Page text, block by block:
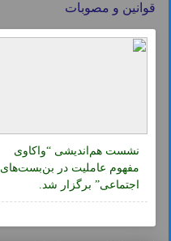
قوانین و مصوبات
نشست هم‌اندیشی “واکاوی
مفهوم عاملیت در بن‌بست‌های
اجتماعی” برگزار شد.